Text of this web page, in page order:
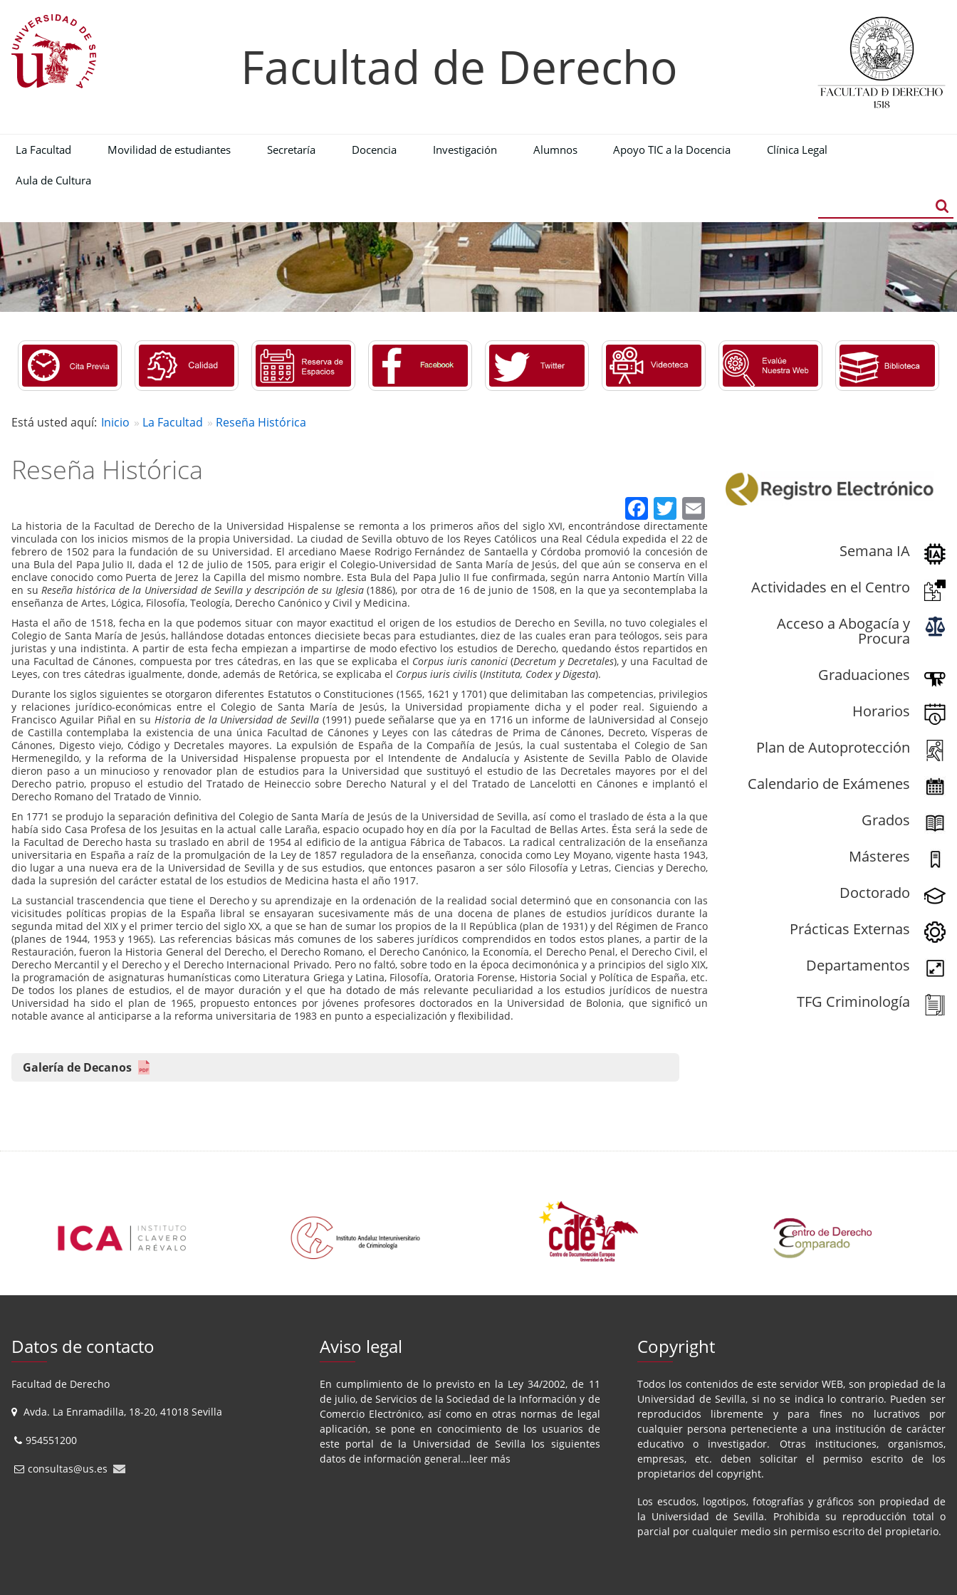
Facultad de Derecho
La Facultad Movilidad de estudiantes Secretaría Docencia Investigación Alumnos Apoyo TIC a la Docencia Clínica Legal
Aula de Cultura
Está usted aquí: Inicio La Facultad Reseña Histórica
Reseña Histórica
Facebook
Twitter
Email
La historia de la Facultad de Derecho de la Universidad Hispalense se remonta a los primeros años del siglo XVI, encontrándose directamente
vinculada con los inicios mismos de la propia Universidad. La ciudad de Sevilla obtuvo de los Reyes Católicos una Real Cédula expedida el 22 de
febrero de 1502 para la fundación de su Universidad. El arcediano Maese Rodrigo Fernández de Santaella y Córdoba promovió la concesión de
una Bula del Papa Julio II, dada el 12 de julio de 1505, para erigir el Colegio-Universidad de Santa María de Jesús, del que aún se conserva en el
enclave conocido como Puerta de Jerez la Capilla del mismo nombre. Esta Bula del Papa Julio II fue confirmada, según narra Antonio Martín Villa
en suReseña histórica de la Universidad de Sevilla y descripción de su Iglesia(1886), por otra de 16 de junio de 1508, en la que ya secontemplaba la
enseñanza de Artes, Lógica, Filosofía, Teología, Derecho Canónico y Civil y Medicina.
Hasta el año de 1518, fecha en la que podemos situar con mayor exactitud el origen de los estudios de Derecho en Sevilla, no tuvo colegiales el
Colegio de Santa María de Jesús, hallándose dotadas entonces diecisiete becas para estudiantes, diez de las cuales eran para teólogos, seis para
juristas y una indistinta. A partir de esta fecha empiezan a impartirse de modo efectivo los estudios de Derecho, quedando éstos repartidos en
una Facultad de Cánones, compuesta por tres cátedras, en las que se explicaba el Corpus iuris canonici(Decretum y Decretales), y una Facultad de
Leyes, con tres cátedras igualmente, donde, además de Retórica, se explicaba el Corpus iuris civilis (Instituta, Codex y Digesta).
Durante los siglos siguientes se otorgaron diferentes Estatutos o Constituciones (1565, 1621 y 1701) que delimitaban las competencias, privilegios
y relaciones jurídico-económicas entre el Colegio de Santa María de Jesús, la Universidad propiamente dicha y el poder real. Siguiendo a
Francisco Aguilar Piñal en suHistoria de la Universidad de Sevilla (1991) puede señalarse que ya en 1716 un informe de laUniversidad al Consejo
de Castilla contemplaba la existencia de una única Facultad de Cánones y Leyes con las cátedras de Prima de Cánones, Decreto, Vísperas de
Cánones, Digesto viejo, Código y Decretales mayores. La expulsión de España de la Compañía de Jesús, la cual sustentaba el Colegio de San
Hermenegildo, y la reforma de la Universidad Hispalense propuesta por el Intendente de Andalucía y Asistente de Sevilla Pablo de Olavide
dieron paso a un minucioso y renovador plan de estudios para la Universidad que sustituyó el estudio de las Decretales mayores por el del
Derecho patrio, propuso el estudio del Tratado de Heineccio sobre Derecho Natural y el del Tratado de Lancelotti en Cánones e implantó el
Derecho Romano del Tratado de Vinnio.
En 1771 se produjo la separación definitiva del Colegio de Santa María de Jesús de la Universidad de Sevilla, así como el traslado de ésta a la que
había sido Casa Profesa de los Jesuitas en la actual calle Laraña, espacio ocupado hoy en día por la Facultad de Bellas Artes. Ésta será la sede de
la Facultad de Derecho hasta su traslado en abril de 1954 al edificio de la antigua Fábrica de Tabacos. La radical centralización de la enseñanza
universitaria en España a raíz de la promulgación de la Ley de 1857 reguladora de la enseñanza, conocida como Ley Moyano, vigente hasta 1943,
dio lugar a una nueva era de la Universidad de Sevilla y de sus estudios, que entonces pasaron a ser sólo Filosofía y Letras, Ciencias y Derecho,
dada la supresión del carácter estatal de los estudios de Medicina hasta el año 1917.
La sustancial trascendencia que tiene el Derecho y su aprendizaje en la ordenación de la realidad social determinó que en consonancia con las
vicisitudes políticas propias de la España libral se ensayaran sucesivamente más de una docena de planes de estudios jurídicos durante la
segunda mitad del XIX y el primer tercio del siglo XX, a que se han de sumar los propios de la II República (plan de 1931) y del Régimen de Franco
(planes de 1944, 1953 y 1965). Las referencias básicas más comunes de los saberes jurídicos comprendidos en todos estos planes, a partir de la
Restauración, fueron la Historia General del Derecho, el Derecho Romano, el Derecho Canónico, la Economía, el Derecho Penal, el Derecho Civil, el
Derecho Mercantil y el Derecho y el Derecho Internacional Privado. Pero no faltó, sobre todo en la época decimonónica y a principios del siglo XIX,
la programación de asignaturas humanísticas como Literatura Griega y Latina, Filosofía, Oratoria Forense, Historia Social y Política de España, etc.
De todos los planes de estudios, el de mayor duración y el que ha dotado de más relevante peculiaridad a los estudios jurídicos de nuestra
Universidad ha sido el plan de 1965, propuesto entonces por jóvenes profesores doctorados en la Universidad de Bolonia, que significó un
notable avance al anticiparse a la reforma universitaria de 1983 en punto a especialización y flexibilidad.
Galería de Decanos
Semana IA
Actividades en el Centro
Acceso a Abogacía y
Procura
Graduaciones
Horarios
Plan de Autoprotección
Calendario de Exámenes
Grados
Másteres
Doctorado
Prácticas Externas
Departamentos
TFG Criminología
Datos de contacto
Facultad de Derecho
Avda. La Enramadilla, 18-20, 41018 Sevilla
954551200
consultas@us.es
Aviso legal
En cumplimiento de lo previsto en la Ley 34/2002, de 11
de julio, de Servicios de la Sociedad de la Información y de
Comercio Electrónico, así como en otras normas de legal
aplicación, se pone en conocimiento de los usuarios de
este portal de la Universidad de Sevilla los siguientes
datos de información general...leer más
Copyright
Todos los contenidos de este servidor WEB, son propiedad de la
Universidad de Sevilla, si no se indica lo contrario. Pueden ser
reproducidos libremente y para fines no lucrativos por
cualquier persona perteneciente a una institución de carácter
educativo o investigador. Otras instituciones, organismos,
empresas, etc. deben solicitar el permiso escrito de los
propietarios del copyright.
Los escudos, logotipos, fotografías y gráficos son propiedad de
la Universidad de Sevilla. Prohibida su reproducción total o
parcial por cualquier medio sin permiso escrito del propietario.